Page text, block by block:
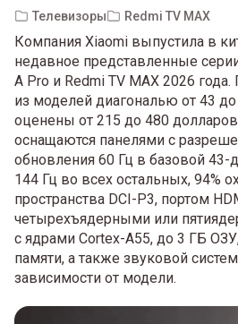
Телевизоры Redmi TV MAX
Компания Xiaomi выпустила в
недавное представленные
A Pro и Redmi TV MAX 2026
из моделей диагональю от 43
оценены от 215 до 480
оснащаются панелями с
обновления 60 Гц в базовой
144 Гц во всех остальных, 94%
пространства DCI-P3, портом
четырехъядерными или
с ядрами Cortex-A55, до 3 ГБ
памяти, а также звуковой
зависимости от модели.